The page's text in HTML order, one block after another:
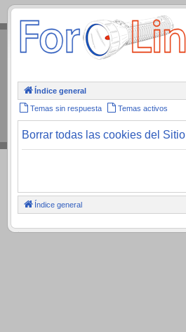
.
Índice general
Temas sin respuesta Temas activos
Borrar todas las cookies del Sitio
Índice general
.